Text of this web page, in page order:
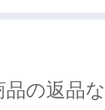
の返品